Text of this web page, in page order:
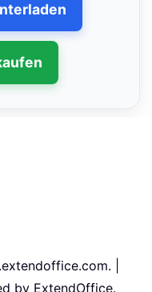
|
by ExtendOffice.